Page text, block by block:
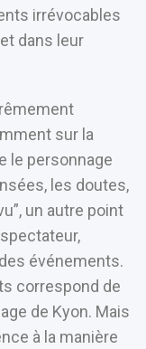
irrévocables
dans leur
sur la
le personnage
les doutes,
un autre point
événements.
correspond de
de Kyon. Mais
à la manière